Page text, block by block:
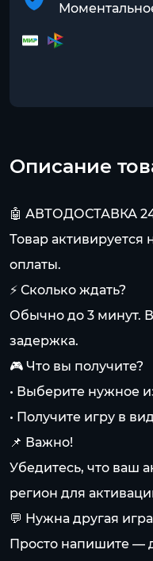
Описание
🤖 АВТОДОСТАВКА
Товар активируется
оплаты.
⚡ Сколько ждать?
Обычно до 3 минут.
задержка.
🎮 Что вы получите?
• Выберите нужное
• Получите игру в
📌 Важно!
Убедитесь, что ваш
регион для
💬 Нужна другая
Просто напишите —